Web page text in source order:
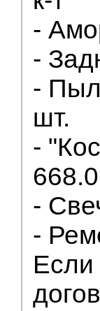
-
-
-
шт.
-
-
-
Если